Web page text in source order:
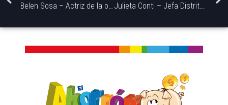
Julieta Conti – Jefa Distrital de Educació feminista, socióloga, historiadora, asesora presidencial (ad honorem).